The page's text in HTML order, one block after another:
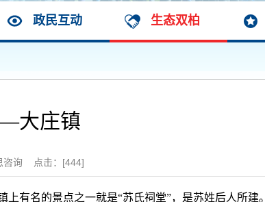
政民互动 生态双柏
大庄镇
咨询 点击：[444]
有名的景点之一就是“苏氏祠堂”，是苏姓后人所建。